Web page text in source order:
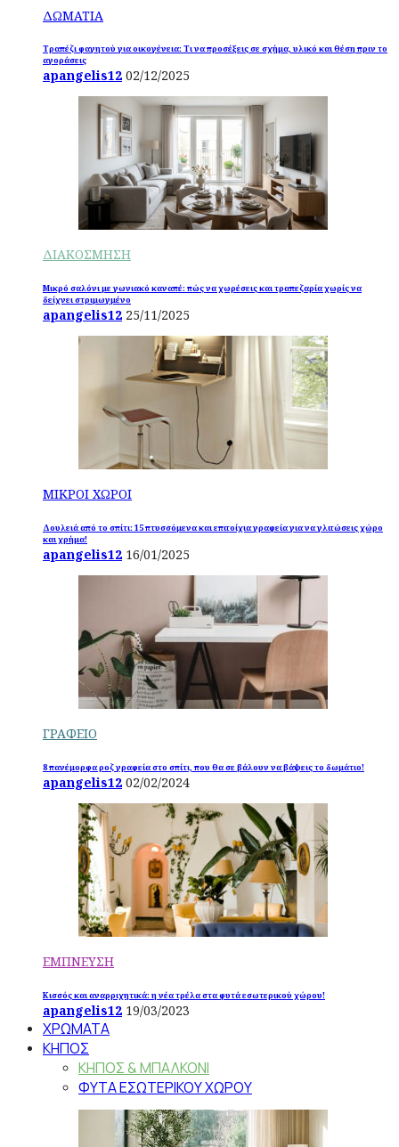
ΔΩΜΑΤΙΑ
Τραπέζι φαγητού για οικογένεια: Τι να προσέξεις σε σχήμα, υλικό και θέση πριν το
αγοράσεις
apangelis12 02/12/2025
ΔΙΑΚΟΣΜΗΣΗ
Μικρό σαλόνι με γωνιακό καναπέ: πώς να χωρέσεις και τραπεζαρία χωρίς να
δείχνει στριμωγμένο
apangelis12 25/11/2025
ΜΙΚΡΟΙ ΧΩΡΟΙ
Δουλειά από το σπίτι: 15 πτυσσόμενα και επιτοίχια γραφεία για να γλιτώσεις χώρο
και χρήμα!
apangelis12 16/01/2025
ΓΡΑΦΕΙΟ
8 πανέμορφα ροζ γραφεία στο σπίτι, που θα σε βάλουν να βάψεις το δωμάτιο!
apangelis12 02/02/2024
ΕΜΠΝΕΥΣΗ
Κισσός και αναρριχητικά: η νέα τρέλα στα φυτά εσωτερικού χώρου!
apangelis12 19/03/2023
ΧΡΩΜΑΤΑ
ΚΗΠΟΣ
ΚΗΠΟΣ & ΜΠΑΛΚΟΝΙ
ΦΥΤΑ ΕΣΩΤΕΡΙΚΟΥ ΧΩΡΟΥ